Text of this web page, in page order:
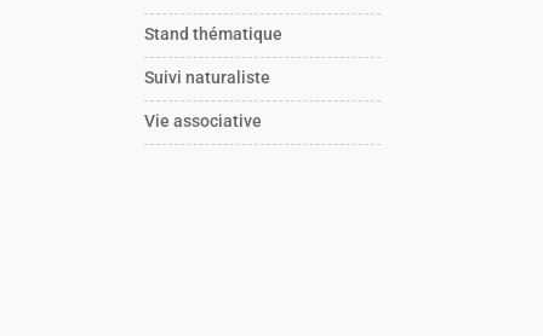
Stand thématique
Suivi naturaliste
Vie associative